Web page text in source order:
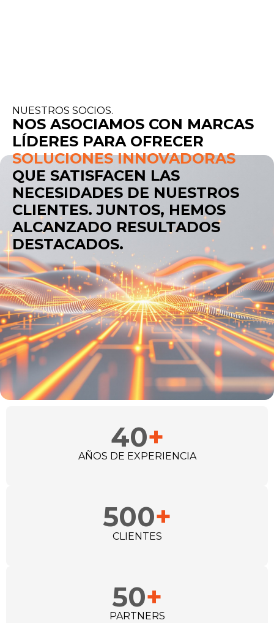
NUESTROS SOCIOS.
NOS ASOCIAMOS CON MARCAS
LÍDERES PARA OFRECER
SOLUCIONES INNOVADORAS
QUE SATISFACEN LAS
NECESIDADES DE NUESTROS
CLIENTES. JUNTOS, HEMOS
ALCANZADO RESULTADOS
DESTACADOS.
40+
AÑOS DE EXPERIENCIA
500+
CLIENTES
50+
PARTNERS